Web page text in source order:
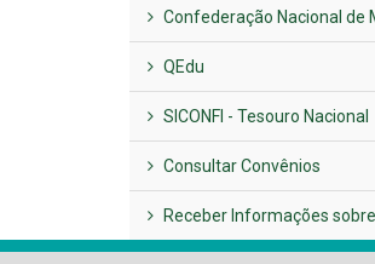
Confederação Nacional de
QEdu
SICONFI - Tesouro Nacional
Consultar Convênios
Receber Informações